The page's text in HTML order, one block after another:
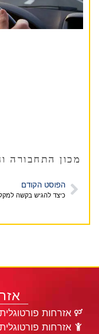
הפוסט הקודם
אזרחות פורטוגלית
אזרחות